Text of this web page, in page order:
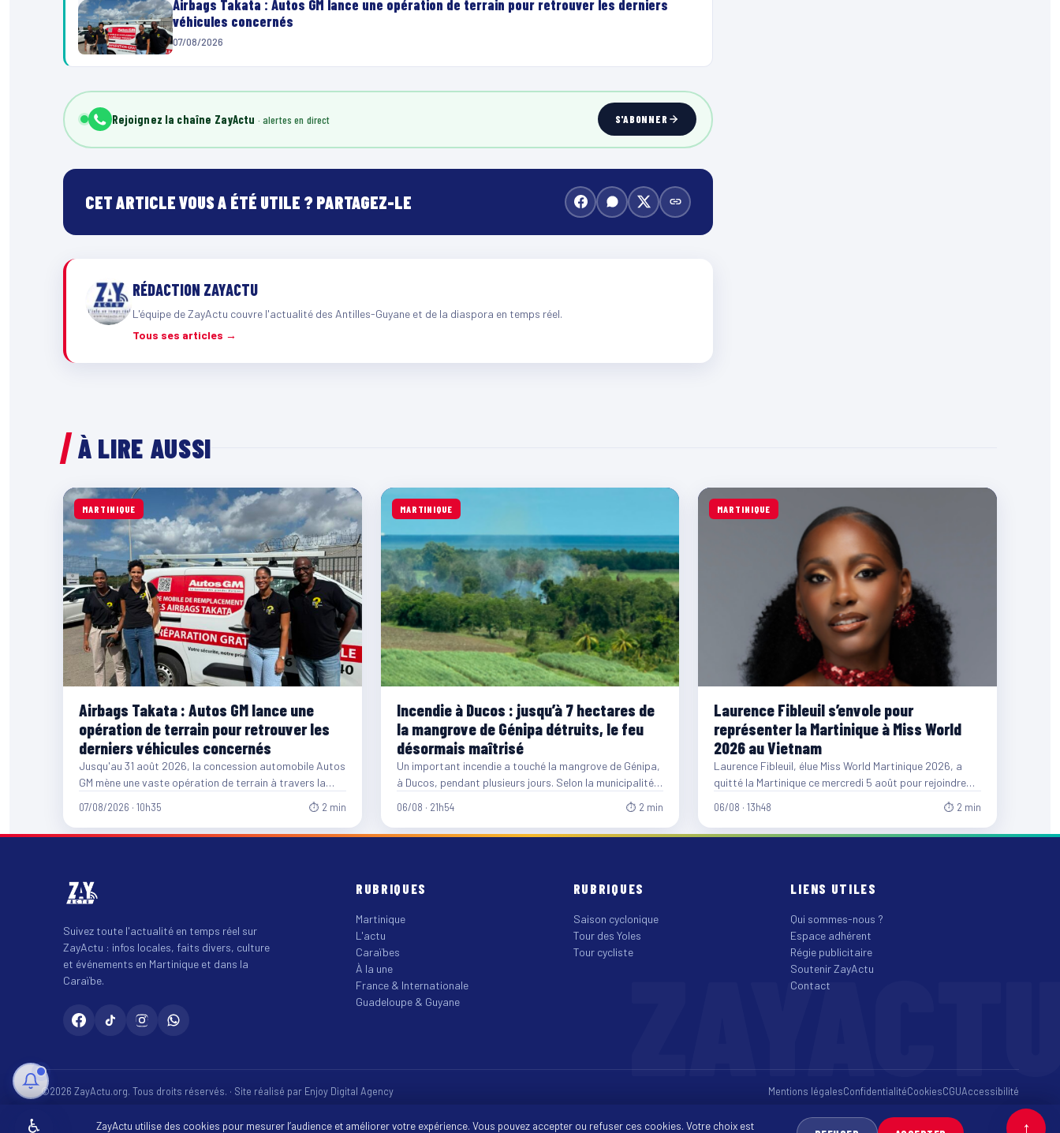
Airbags Takata : Autos GM lance une opération de terrain pour retrouver les derniers
véhicules concernés
07/08/2026
Rejoignez la chaîne ZayActu S'ABONNER
CET ARTICLE VOUS A ÉTÉ UTILE ? PARTAGEZ-LE
RÉDACTION ZAYACTU
L'équipe de ZayActu couvre l'actualité des Antilles-Guyane et de la diaspora en temps réel.
Tous ses articles →
À LIRE AUSSI
MARTINIQUE
Airbags Takata : Autos GM lance une
opération de terrain pour retrouver les
derniers véhicules concernés
Jusqu'au 31 août 2026, la concession automobile Autos
GM mène une vaste opération de terrain à travers la…
07/08/2026 · 10h35 ⏱ 2 min
MARTINIQUE
Incendie à Ducos : jusqu’à 7 hectares de
la mangrove de Génipa détruits, le feu
désormais maîtrisé
Un important incendie a touché la mangrove de Génipa,
à Ducos, pendant plusieurs jours. Selon la municipalité,
06/08 · 21h54 ⏱ 2 min
MARTINIQUE
Laurence Fibleuil s’envole pour
représenter la Martinique à Miss World
2026 au Vietnam
Laurence Fibleuil, élue Miss World Martinique 2026, a
quitté la Martinique ce mercredi 5 août pour rejoindre
06/08 · 13h48 ⏱ 2 min
Suivez toute l'actualité en temps réel sur
ZayActu : infos locales, faits divers, culture
et événements en Martinique et dans la
Caraïbe.
RUBRIQUES
Martinique
L'actu
Caraïbes
À la une
France & Internationale
Guadeloupe & Guyane
RUBRIQUES
Saison cyclonique
Tour des Yoles
Tour cycliste
LIENS UTILES
Qui sommes-nous ?
Espace adhérent
Régie publicitaire
Soutenir ZayActu
Contact
©2026 ZayActu.org. Tous droits réservés. · Site réalisé par Enjoy Digital Agency Mentions légalesConfidentialitéCookiesCGUAccessibilité
♿ ↑
ZayActu utilise des cookies pour mesurer l’audience et améliorer votre expérience. Vous pouvez accepter ou refuser ces cookies. Votre choix est